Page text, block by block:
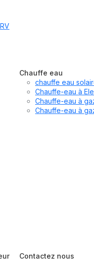
Chauffe eau
chauffe eau
Chauffe-eau à
Chauffe-eau à
Chauffe-eau à
Contactez nous